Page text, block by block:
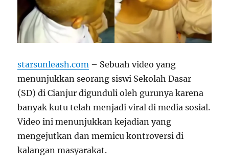
starsunleash.com – Sebuah video yang
menunjukkan seorang siswi Sekolah Dasar
(SD) di Cianjur digunduli oleh gurunya karena
banyak kutu telah menjadi viral di media sosial.
Video ini menunjukkan kejadian yang
mengejutkan dan memicu kontroversi di
kalangan masyarakat.